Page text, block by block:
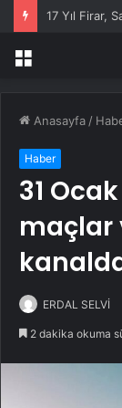
17 Yıl Firar,
Menü
Anasayfa /
Haber
31
maçlar
ERDAL SELVİ
2 dakika okuma